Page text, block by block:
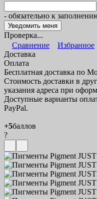
- обязательно к
Проверка...
Сравнение
Избранное
Доставка
Оплата
Бесплатная доставка по
Стоимость доставки в
указания адреса при
Доступные варианты
PayPal.
+5баллов
?